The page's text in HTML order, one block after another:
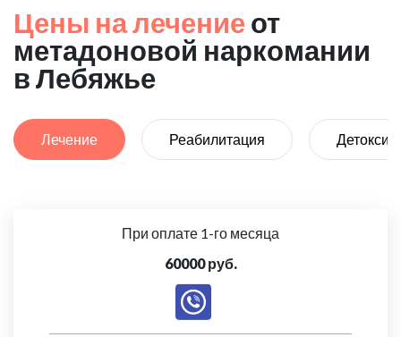
Цены на лечение от
метадоновой наркомании
в Лебяжье
Лечение Реабилитация
При оплате 1-го месяца
60000 руб.